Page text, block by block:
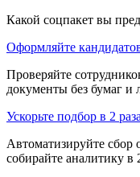
Какой соцпакет вы
Оформляйте
Проверяйте
документы без бумаг и
Ускорьте подбор в 2
Автоматизируйте сбор
собирайте аналитику в